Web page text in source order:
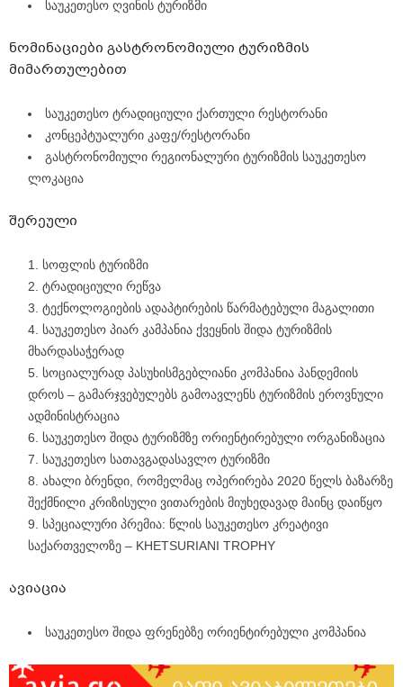
საუკეთესო ღვინის ტურიზმი
ნომინაციები გასტრონომიული ტურიზმის
მიმართულებით
საუკეთესო ტრადიციული ქართული რესტორანი
კონცეპტუალური კაფე/რესტორანი
გასტრონომიული რეგიონალური ტურიზმის საუკეთესო
ლოკაცია
შერეული
სოფლის ტურიზმი
ტრადიციული რეწვა
ტექნოლოგიების ადაპტირების წარმატებული მაგალითი
საუკეთესო პიარ კამპანია ქვეყნის შიდა ტურიზმის
მხარდასაჭერად
სოციალურად პასუხისმგებლიანი კომპანია პანდემიის
დროს – გამარჯვებულებს გამოავლენს ტურიზმის ეროვნული
ადმინისტრაცია
საუკეთესო შიდა ტურიზმზე ორიენტირებული ორგანიზაცია
საუკეთესო სათავგადასავლო ტურიზმი
ახალი ბრენდი, რომელმაც ოპერირება 2020 წელს ბაზარზე
შექმნილი კრიზისული ვითარების მიუხედავად მაინც დაიწყო
სპეციალური პრემია: წლის საუკეთესო კრეატივი
საქართველოზე – KHETSURIANI TROPHY
ავიაცია
საუკეთესო შიდა ფრენებზე ორიენტირებული კომპანია